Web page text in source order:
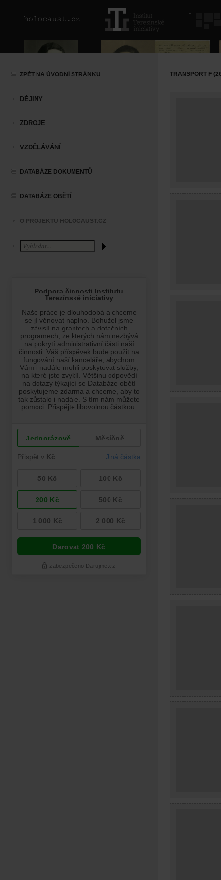
ZPĚT NA ÚVODNÍ STRÁNKU
DĚJINY
ZDROJE
VZDĚLÁVÁNÍ
DATABÁZE DOKUMENTŮ
DATABÁZE OBĚTÍ
O PROJEKTU HOLOCAUST.CZ
TRANSPORT F